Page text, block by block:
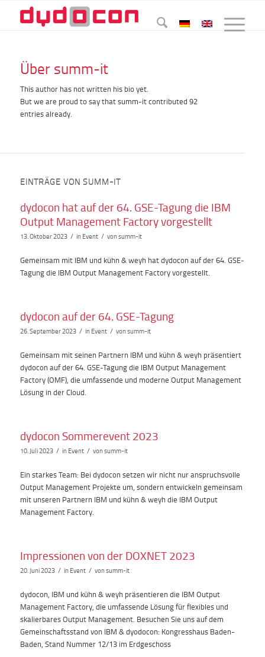
Über summ-it
This author has not written his bio yet.
But we are proud to say thatsumm-itcontributed 92
entries already.
EINTRÄGE VON SUMM-IT
dydocon hat auf der 64. GSE-Tagung die IBM
Output Management Factory vorgestellt
13. Oktober 2023 / in Event / vonsumm-it
Gemeinsam mit IBM und kühn & weyh hat dydocon auf der 64. GSE-
Tagung die IBM Output Management Factory vorgestellt.
dydocon auf der 64. GSE-Tagung
26. September 2023 / in Event / vonsumm-it
Gemeinsam mit seinen Partnern IBM und kühn & weyh präsentiert
dydocon auf der 64. GSE-Tagung die IBM Output Management
Factory (OMF), die umfassende und moderne Output Management
Lösung in der Cloud.
dydocon Sommerevent 2023
10. Juli 2023 / in Event / vonsumm-it
Ein starkes Team: Bei dydocon setzen wir nicht nur anspruchsvolle
Output Management Projekte um, sondern entwickeln gemeinsam
mit unseren Partnern IBM und kühn & weyh die IBM Output
Management Factory.
Impressionen von der DOXNET 2023
20. Juni 2023 / in Event / vonsumm-it
dydocon, IBM und kühn & weyh präsentieren die IBM Output
Management Factory, die umfassende Lösung für flexibles und
skalierbares Output Management. Besuchen Sie uns auf dem
Gemeinschaftsstand von IBM & dyodocon: Kongresshaus Baden-
Baden, Stand Nummer 12/13 im Erdgeschoss